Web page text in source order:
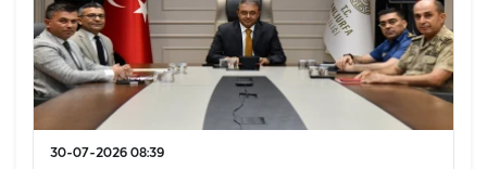
30-07-2026 08:39